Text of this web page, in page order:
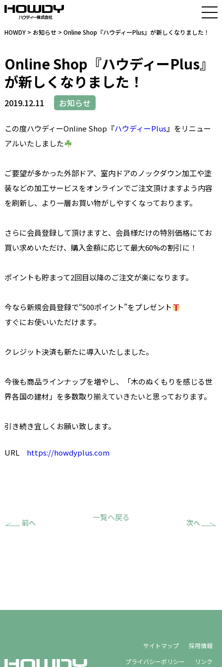
HOWDY> お知らせ> Online Shop『ハウディーPlus』が新しくなりました！
Online Shop『ハウディーPlus』
が新しくなりました！
2019.12.11 お知らせ
この度ハウディーOnline Shop『ハウディーPlus』をリニュー
アルいたしました
ご要望が多かった外部ドア、室内ドアのノックダウン加工や塗
装などの加工サービスをオンラインでご注文頂けますよう内容
を刷新し、より一層お買い物がしやすくなっております。
さらに会員登録して頂けますと、会員様だけの特別価格にてお
買い求めいただけ、購入金額に応じて最大60%の割引に！
ポイントも貯まって2回目以降のご注文が楽になります。
今なら新規会員登録で“500ポイント”をプレゼント
すぐにお使いいただけます。
クレジット決済も新たに導入いたしました。
今後も商品ラインナップを増やし、「木のぬくもりを感じる世
界各国の建材」を多数取り揃えていきたいと思っております。
引き続き宜しくお願い致します。
URL https://howdyplus.com
前へ
一覧へ戻る
次へ
プライバシーポリシー リンク
サイトマップ 採用情報